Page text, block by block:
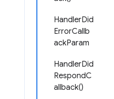
HandlerDid
ErrorCallb
ackParam
HandlerDid
RespondC
allback()